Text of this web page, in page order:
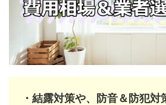
・結露対策や、防音＆防犯対